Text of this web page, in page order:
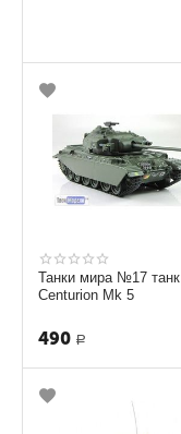
Танки мира №17 танк
Centurion Mk 5
490 Р